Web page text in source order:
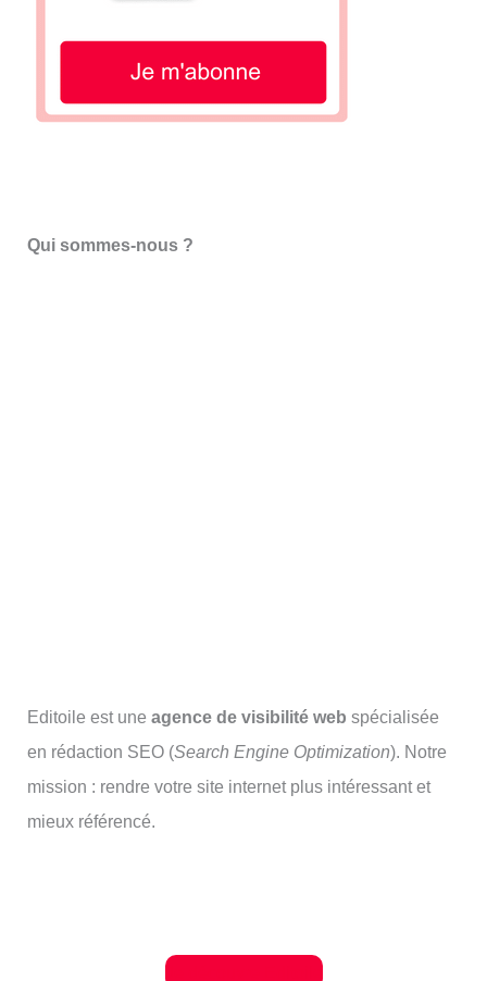
Qui sommes-nous ?
Editoile est uneagence de visibilité web spécialisée
en rédaction SEO (Search Engine Optimization). Notre
mission : rendre votre site internet plus intéressant et
mieux référencé.
Je découvre Editoile